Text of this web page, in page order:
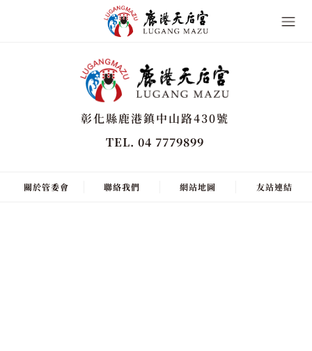
彰化縣鹿港鎮中山路430號
TEL. 04 7779899
關於管委會 聯絡我們 網站地圖 友站連結